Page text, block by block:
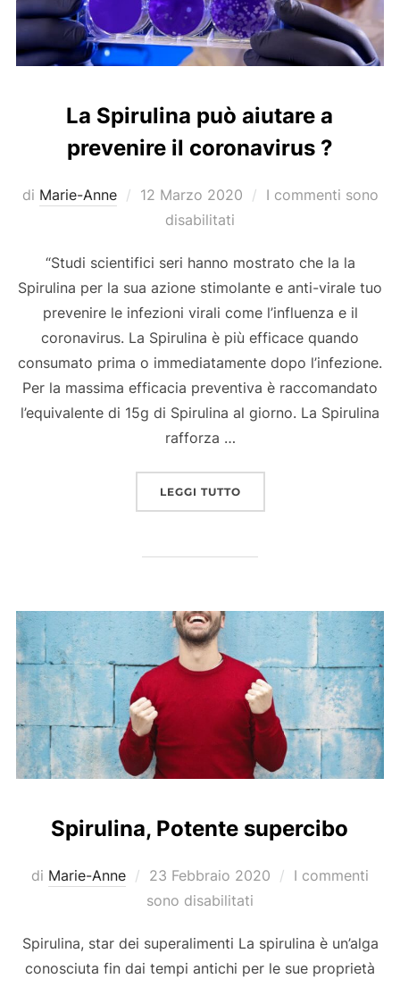
La Spirulina può aiutare a
prevenire il coronavirus ?
di Marie-Anne
Pubblicato
12 Marzo 2020
I commenti sono
disabilitati
“Studi scientifici seri hanno mostrato che la la
Spirulina per la sua azione stimolante e anti-virale tuo
prevenire le infezioni virali come l’influenza e il
coronavirus. La Spirulina è più efficace quando
consumato prima o immediatamente dopo l’infezione.
Per la massima efficacia preventiva è raccomandato
l’equivalente di 15g di Spirulina al giorno. La Spirulina
rafforza …
LEGGI TUTTO“LA SPIRULINA PUÒ
Spirulina, Potente supercibo
di Marie-Anne
Pubblicato
il
23 Febbraio 2020
I commenti
sono disabilitati
Spirulina, star dei superalimenti La spirulina è un’alga
conosciuta fin dai tempi antichi per le sue proprietà